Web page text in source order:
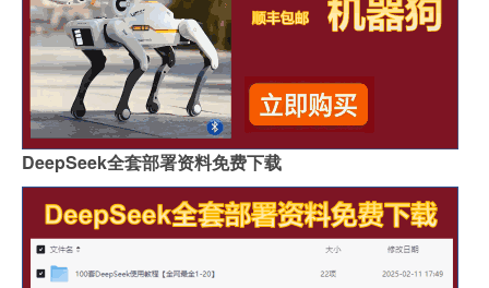
DeepSeek全套部署资料免费下载